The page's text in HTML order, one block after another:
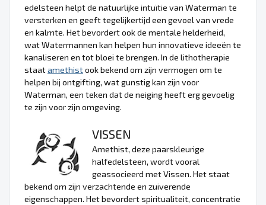
edelsteen helpt de natuurlijke intuïtie van Waterman te
versterken en geeft tegelijkertijd een gevoel van vrede
en kalmte. Het bevordert ook de mentale helderheid,
wat Watermannen kan helpen hun innovatieve ideeën te
kanaliseren en tot bloei te brengen. In de lithotherapie
staatamethistook bekend om zijn vermogen om te
helpen bij ontgifting, wat gunstig kan zijn voor
Waterman, een teken dat de neiging heeft erg gevoelig
te zijn voor zijn omgeving.
VISSEN
Amethist, deze paarskleurige
halfedelsteen, wordt vooral
geassocieerd met Vissen. Het staat
bekend om zijn verzachtende en zuiverende
eigenschappen. Het bevordert spiritualiteit, concentratie